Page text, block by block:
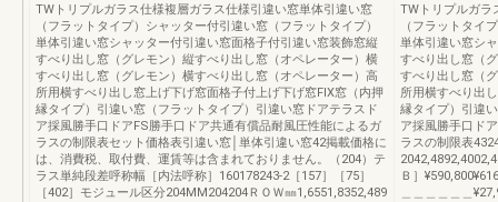
TWトリプルガラス仕様複層ガラス仕様引違い窓単体引違い窓
（フラットタイプ）シャッター付引違い窓（フラットタイプ）
単体引違い窓シャッター付引違い窓面格子付引違い窓装飾窓縦
すべり出し窓（グレモン）縦すべり出し窓（オペレーター）横
すべり出し窓（グレモン）横すべり出し窓（オペレーター）高
所用横すべり出し窓上げ下げ窓面格子付上げ下げ窓FIX窓（内押
縁タイプ）引違い窓（フラットタイプ）引違い窓ドアテラスド
ア採風勝手口ドアFS勝手口ドア共通有償品耐風圧性能によるガ
ラスの制限表セット価格表引違い窓│単体引違い窓42掲載価格に
は、消費税、取付費、運賃等は含まれておりません。（204）テ
ラス単純段差呼称幅［内法呼称］160178243-2［157］［75］
［402］モジュール区分204MM204204ＲＯＷ㎜1,6551,8352,489
TWトリプルガラ
（フラットタイ
単体引違い窓シ
すべり出し窓（
すべり出し窓（
所用横すべり出
縁タイプ）引違
ア採風勝手口ド
ラスの制限表
Ｂ］
＿＿＿＿＿＿